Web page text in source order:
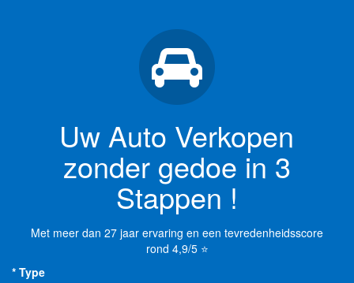
Uw Auto Verkopen
zonder gedoe in 3
Stappen !
Met meer dan 27 jaar ervaring en een tevredenheidsscore
rond 4,9/5 ⭐
* Type